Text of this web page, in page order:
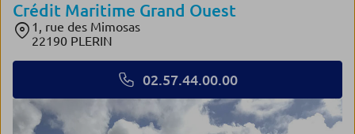
Crédit Maritime Grand Ouest
1, rue des Mimosas
22190 PLERIN
02.57.44.00.00